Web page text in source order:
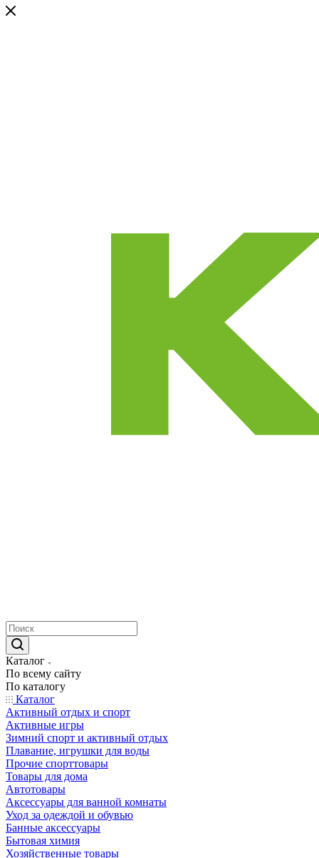
Каталог
По всему сайту
По каталогу
Каталог
Активный отдых и спорт
Активные игры
Зимний спорт и активный отдых
Плавание, игрушки для воды
Прочие спорттовары
Товары для дома
Автотовары
Аксессуары для ванной комнаты
Уход за одеждой и обувью
Банные аксессуары
Бытовая химия
Хозяйственные товары